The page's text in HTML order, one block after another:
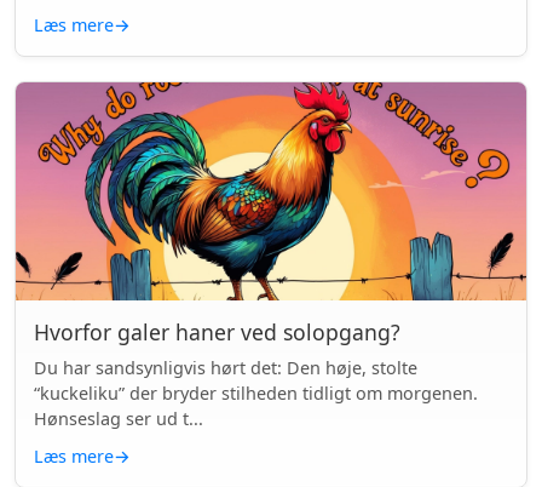
Læs mere→
Hvorfor galer haner ved solopgang?
Du har sandsynligvis hørt det: Den høje, stolte
“kuckeliku” der bryder stilheden tidligt om morgenen.
Hønseslag ser ud t...
Læs mere→